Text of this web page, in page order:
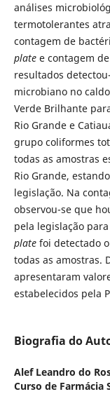
análises
termotolerantes
contagem de
plate e contagem
resultados
microbiano no
Verde Brilhante
Rio Grande e
grupo coliformes
todas as amostras
Rio Grande,
legislação. Na
observou-se que
pela legislação
plate foi detectado
todas as amostras.
apresentaram
estabelecidos pela
Biografia do
Alef Leandro do
Curso de Farmácia